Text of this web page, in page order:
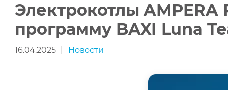
Электрокотлы
программу BAXI Luna
16.04.2025 Новости